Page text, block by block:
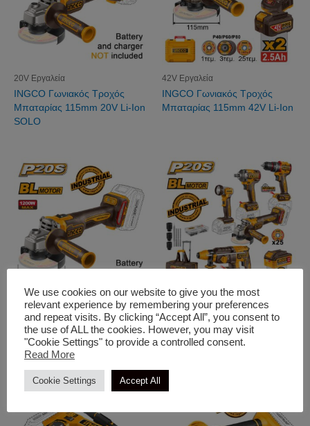
20V Εργαλεία
INGCO Γωνιακός Τροχός
Μπαταρίας 115mm 20V Li-Ion
SOLO
42V Εργαλεία
INGCO Γωνιακός Τροχός
Μπαταρίας 115mm 42V Li-Ion
20V Εργαλεία
INGCO Γωνιακός Τροχός
Μπαταρίας 125mm 20V Li-Ion
SOLO
20V Εργαλεία
INGCO Εργαλεία Μπαταρίας
20V Li-Ion Σετ 5 τεμ. + Δώρo
Εργαλειοθήκη Τσάντα
We use cookies on our website to give you the most
relevant experience by remembering your preferences
and repeat visits. By clicking “Accept All”, you consent to
the use of ALL the cookies. However, you may visit
"Cookie Settings" to provide a controlled consent.
Read More
Cookie Settings Accept All